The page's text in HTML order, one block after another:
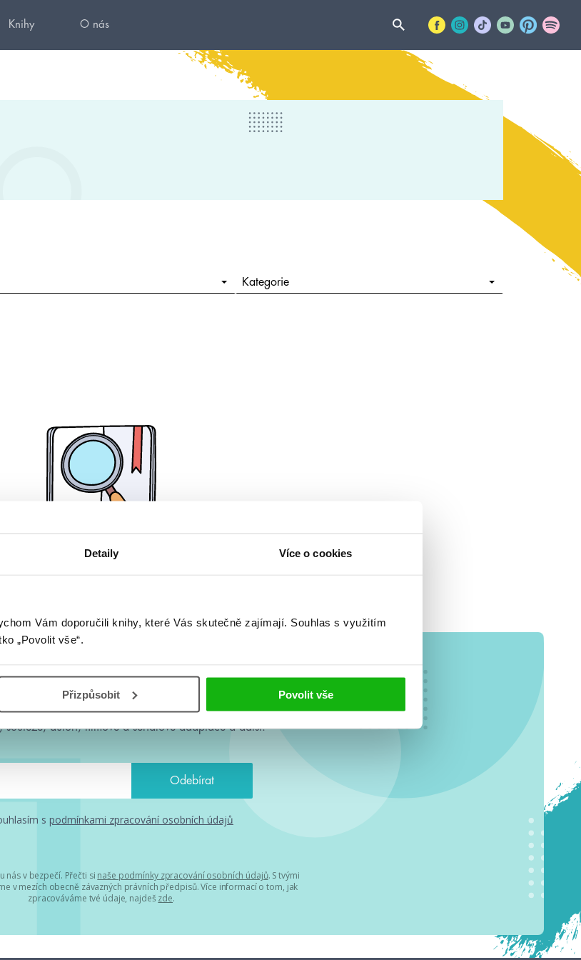
Detaily Více o cookies
Vám doporučili knihy, které Vás skutečně zajímají. Souhlas s využitím
„Povolit vše“.
Přizpůsobit Povolit vše
Knihy O nás
Kategorie
#HumbookNews
každý měsíc rovnou do mailu! Nové knihy, co se
soutěže, autoři, filmové a seriálové adaptace a další.
s podmínkami zpracování osobních údajů
nás v bezpečí. Přečti si naše podmínky zpracování osobních údajů. S tvými
v mezích obecně závazných právních předpisů. Více informací o tom, jak
zpracováváme tvé údaje, najdeš zde.